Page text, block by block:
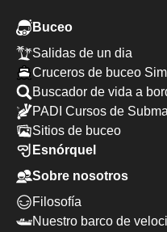
Buceo
Salidas de un dia
Cruceros de buceo
Buscador de vida a
PADI Cursos de
Sitios de buceo
Esnórquel
Sobre nosotros
Filosofía
Nuestro barco de